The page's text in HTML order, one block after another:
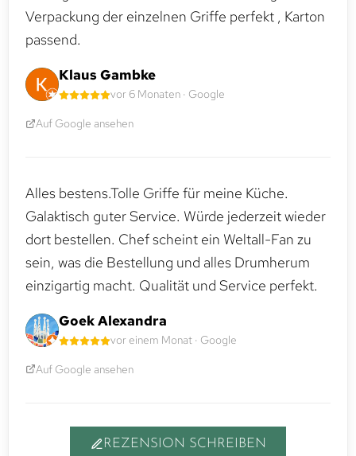
Verpackung der einzelnen Griffe perfekt , Karton
passend.
Klaus Gambke
vor 6 Monaten · Google
Auf Google ansehen
Alles bestens.Tolle Griffe für meine Küche.
Galaktisch guter Service. Würde jederzeit wieder
dort bestellen. Chef scheint ein Weltall-Fan zu
sein, was die Bestellung und alles Drumherum
einzigartig macht. Qualität und Service perfekt.
Goek Alexandra
vor einem Monat · Google
Auf Google ansehen
REZENSION SCHREIBEN